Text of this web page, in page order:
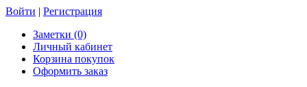
Войти | Регистрация
Заметки (0)
Личный кабинет
Корзина покупок
Оформить заказ